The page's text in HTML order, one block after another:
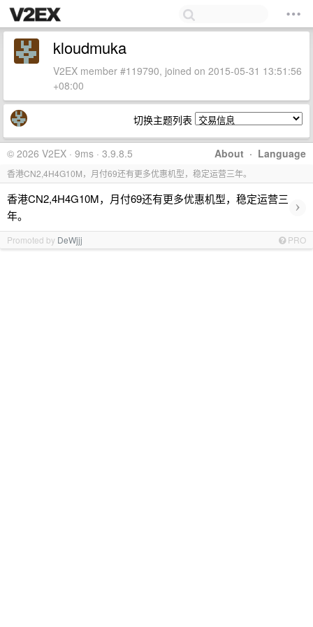
kloudmuka
V2EX member #119790, joined on 2015-05-31 13:51:56
+08:00
切换主题列表
About · Language
© 2026 V2EX · 9ms · 3.9.8.5
香港CN2,4H4G10M，月付69还有更多优惠机型，稳定运营三年。
香港CN2,4H4G10M，月付69还有更多优惠机型，稳定运营三
年。
›
Promoted by DeWjjj PRO